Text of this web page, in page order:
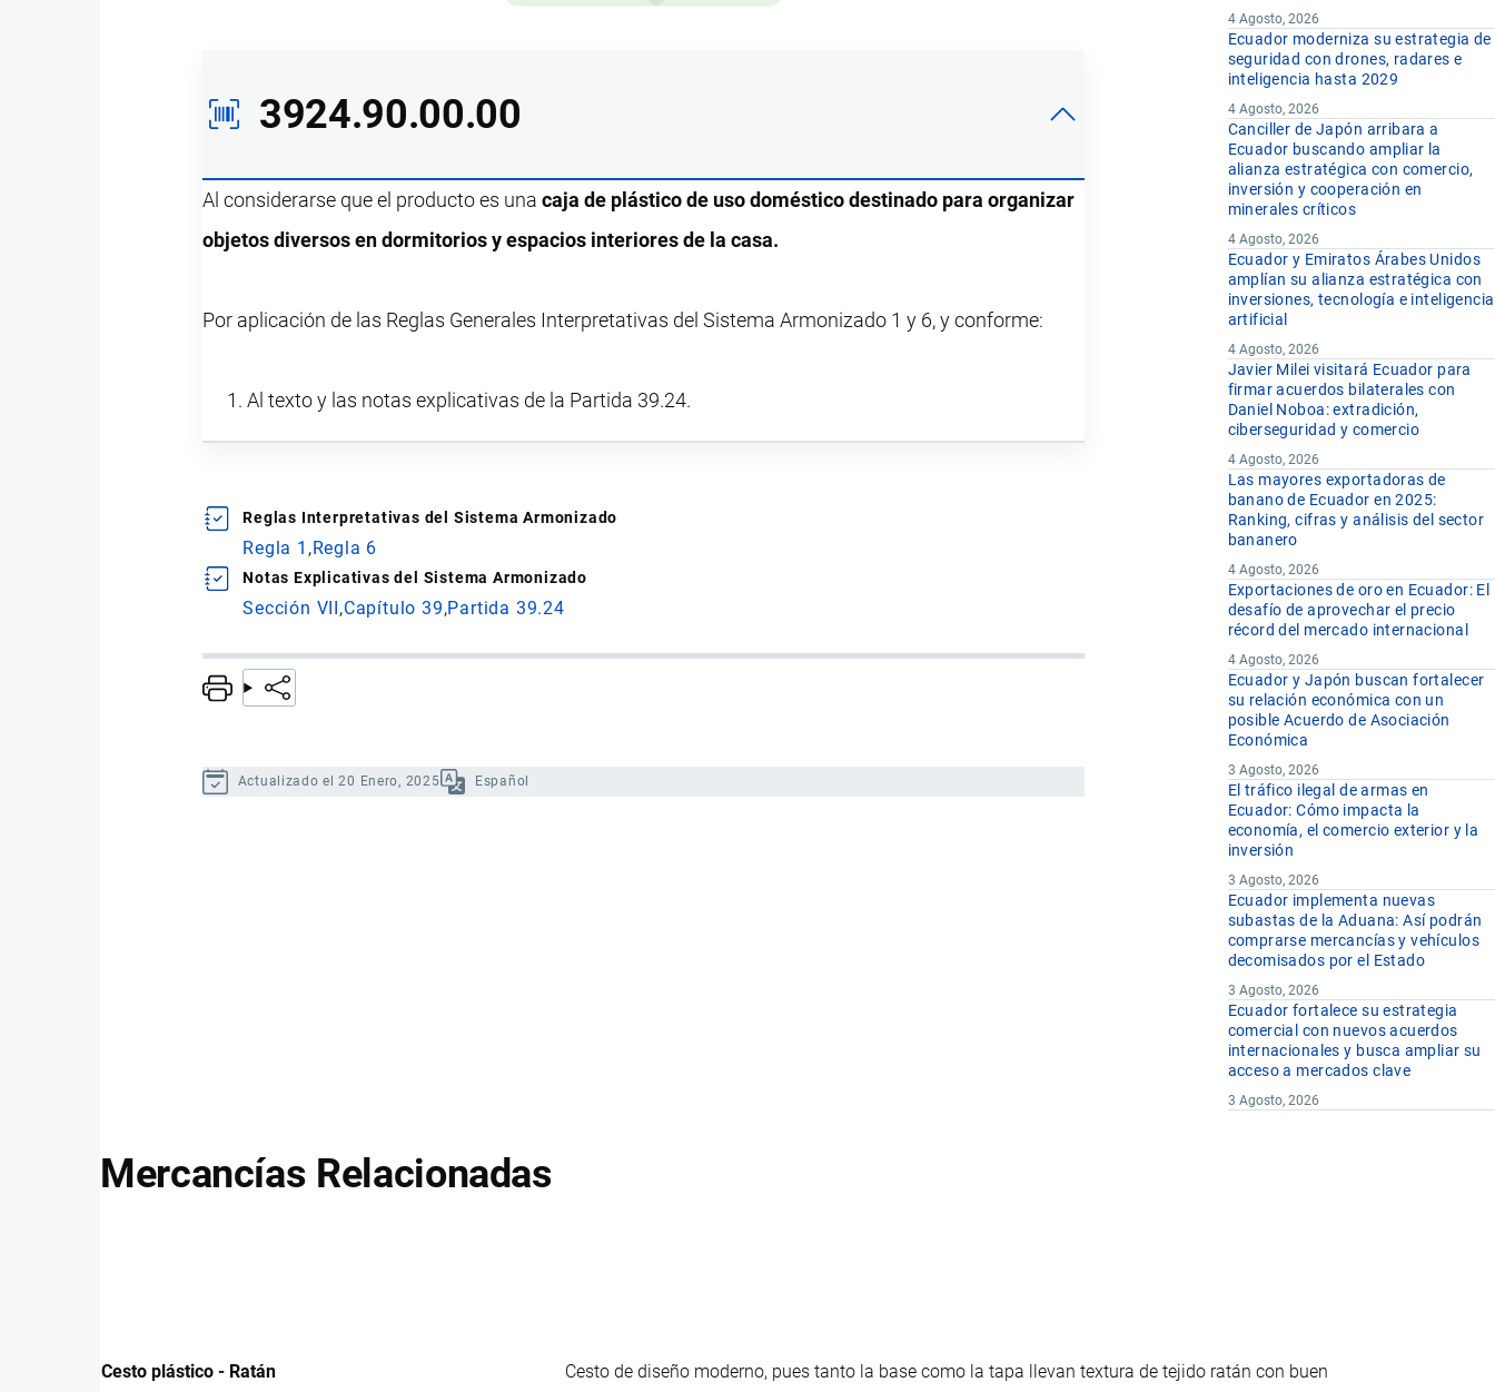
3924.90.00.00
Al considerarse que el producto es unacaja de plástico de uso doméstico destinado para organizar
objetos diversos en dormitorios y espacios interiores de la casa.
Por aplicación de las Reglas Generales Interpretativas del Sistema Armonizado 1 y 6, y conforme:
Al texto y las notas explicativas de la Partida 39.24.
Reglas Interpretativas del Sistema Armonizado
Regla 1 Regla 6
Notas Explicativas del Sistema Armonizado
Sección VII Capítulo 39 Partida 39.24
Actualizado el 20 Enero, 2025 Español
4 Agosto, 2026
Ecuador moderniza su estrategia de
seguridad con drones, radares e
inteligencia hasta 2029
4 Agosto, 2026
Canciller de Japón arribara a
Ecuador buscando ampliar la
alianza estratégica con comercio,
inversión y cooperación en
minerales críticos
4 Agosto, 2026
Ecuador y Emiratos Árabes Unidos
amplían su alianza estratégica con
inversiones, tecnología e inteligencia
artificial
4 Agosto, 2026
Javier Milei visitará Ecuador para
firmar acuerdos bilaterales con
Daniel Noboa: extradición,
ciberseguridad y comercio
4 Agosto, 2026
Las mayores exportadoras de
banano de Ecuador en 2025:
Ranking, cifras y análisis del sector
bananero
4 Agosto, 2026
Exportaciones de oro en Ecuador: El
desafío de aprovechar el precio
récord del mercado internacional
4 Agosto, 2026
Ecuador y Japón buscan fortalecer
su relación económica con un
posible Acuerdo de Asociación
Económica
3 Agosto, 2026
El tráfico ilegal de armas en
Ecuador: Cómo impacta la
economía, el comercio exterior y la
inversión
3 Agosto, 2026
Ecuador implementa nuevas
subastas de la Aduana: Así podrán
comprarse mercancías y vehículos
decomisados por el Estado
3 Agosto, 2026
Ecuador fortalece su estrategia
comercial con nuevos acuerdos
internacionales y busca ampliar su
acceso a mercados clave
3 Agosto, 2026
Mercancías Relacionadas
Cesto plástico - Ratán Cesto de diseño moderno, pues tanto la base como la tapa llevan textura de tejido ratán con buen